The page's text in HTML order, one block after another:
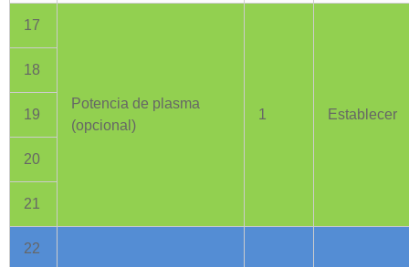
17
Potencia de plasma
(opcional)
1 Establecer
18
19
20
21
22